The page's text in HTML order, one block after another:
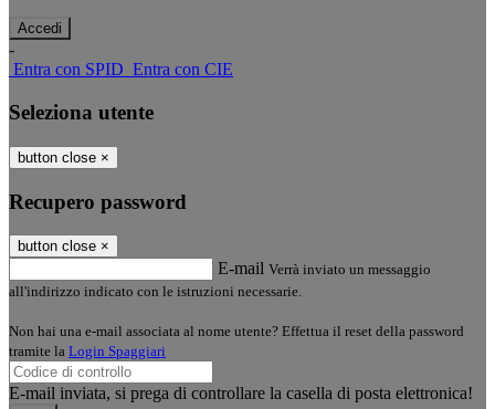
-
Entra con SPID Entra con CIE
Seleziona utente
button close ×
Recupero password
button close ×
E-mail Verrà inviato un messaggio
all'indirizzo indicato con le istruzioni necessarie.
Non hai una e-mail associata al nome utente? Effettua il reset della password
tramite la Login Spaggiari
E-mail inviata, si prega di controllare la casella di posta elettronica!